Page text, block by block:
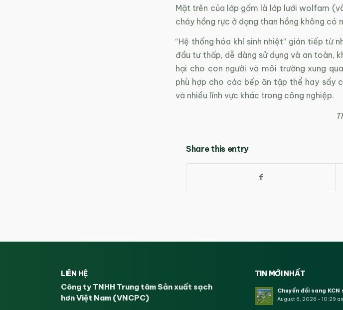
Mặt trên của lớp gốm là lớp lưới wolfam
cháy hồng rực ở dạng than hồng không có
“Hệ thống hóa khí sinh nhiệt” gián tiếp từ
đầu tư thấp, dễ dàng sử dụng và an toàn,
hại cho con người và môi trường xung
phù hợp cho các bếp ăn tập thể hay sấy
và nhiều lĩnh vực khác trong công nghiệp.
Share this entry
LIÊN HỆ
Công ty TNHH Trung tâm Sản xuất sạch
hơn Việt Nam (VNCPC)
TIN MỚI NHẤT
Chuyển đổi sang
August 6, 2026 - 10:29